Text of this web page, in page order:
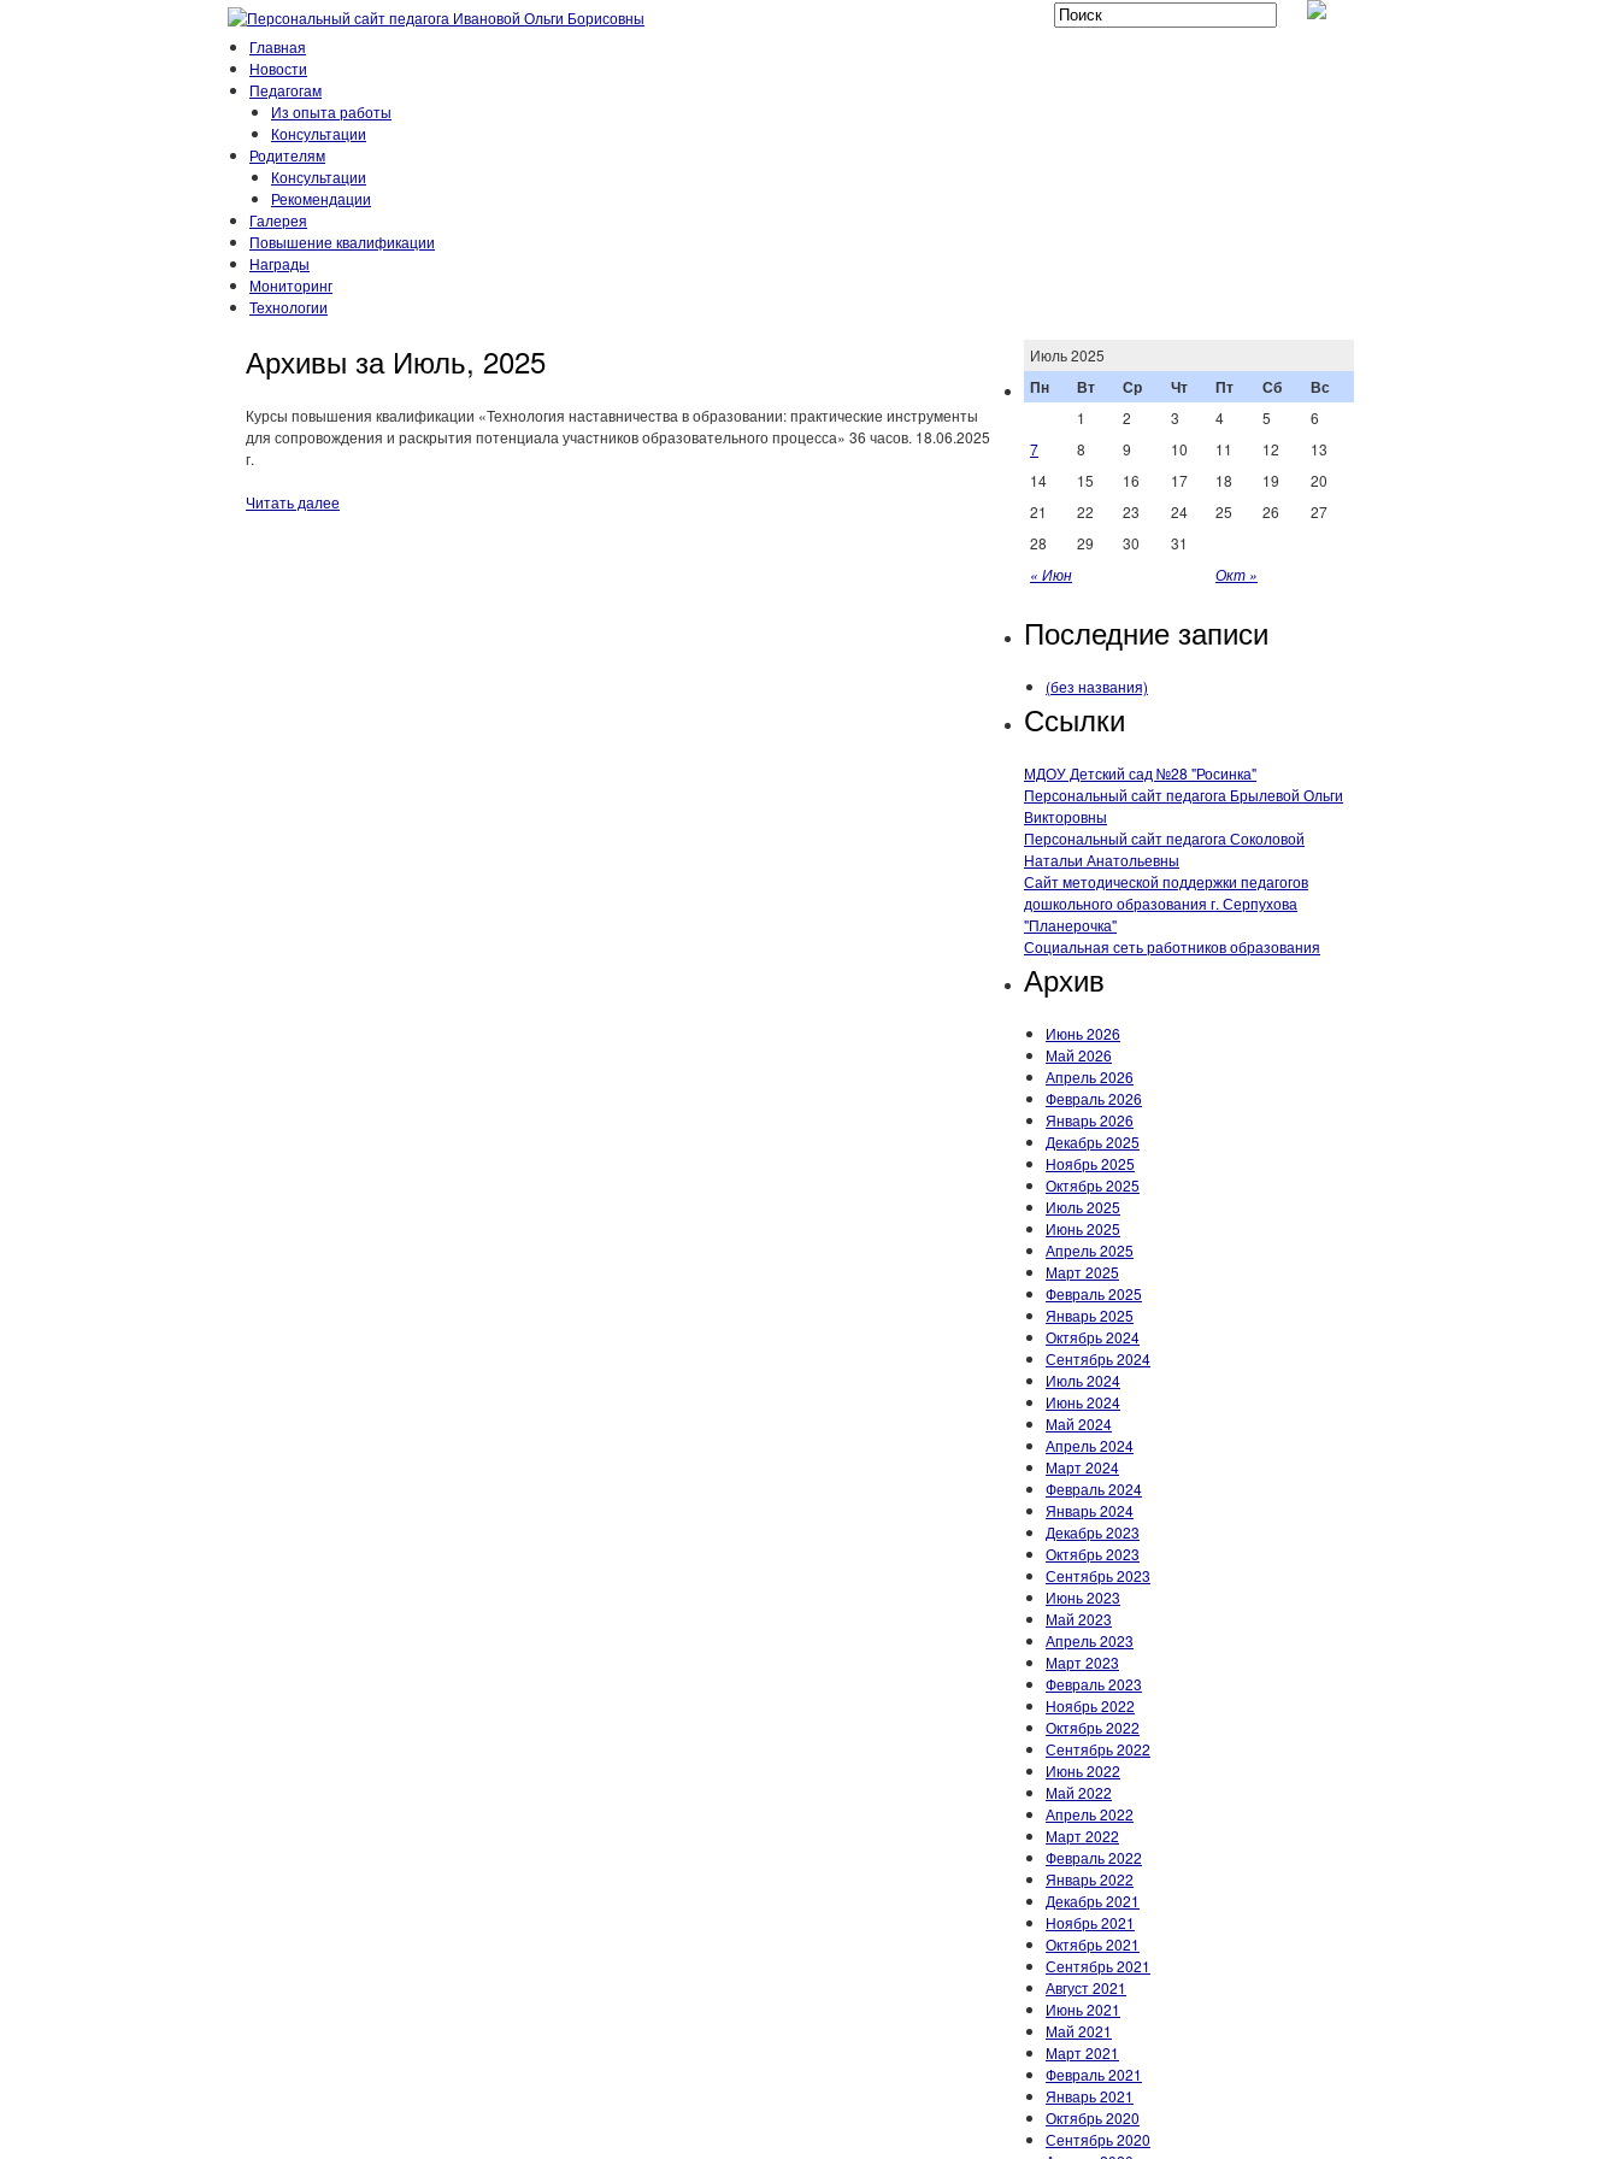
Главная
Новости
Педагогам
Из опыта работы
Консультации
Родителям
Консультации
Рекомендации
Галерея
Повышение квалификации
Награды
Мониторинг
Технологии
Архивы за Июль, 2025
Курсы повышения квалификации «Технология наставничества в образовании: практические инструменты
для сопровождения и раскрытия потенциала участников образовательного процесса» 36 часов. 18.06.2025
г.
Читать далее
Июль 2025
Пн Вт Ср Чт Пт Сб Вс
« Июн Окт »
1 2 3 4 5
6
7
8 9 10 11 12
13
14
15 16 17 18 19
20
21
22 23 24 25 26
27
28
29 30 31
Последние записи
(без названия)
Ссылки
МДОУ Детский сад №28 "Росинка"
Персональный сайт педагога Брылевой Ольги
Викторовны
Персональный сайт педагога Соколовой
Натальи Анатольевны
Сайт методической поддержки педагогов
дошкольного образования г. Серпухова
"Планерочка"
Социальная сеть работников образования
Архив
Июнь 2026
Май 2026
Апрель 2026
Февраль 2026
Январь 2026
Декабрь 2025
Ноябрь 2025
Октябрь 2025
Июль 2025
Июнь 2025
Апрель 2025
Март 2025
Февраль 2025
Январь 2025
Октябрь 2024
Сентябрь 2024
Июль 2024
Июнь 2024
Май 2024
Апрель 2024
Март 2024
Февраль 2024
Январь 2024
Декабрь 2023
Октябрь 2023
Сентябрь 2023
Июнь 2023
Май 2023
Апрель 2023
Март 2023
Февраль 2023
Ноябрь 2022
Октябрь 2022
Сентябрь 2022
Июнь 2022
Май 2022
Апрель 2022
Март 2022
Февраль 2022
Январь 2022
Декабрь 2021
Ноябрь 2021
Октябрь 2021
Сентябрь 2021
Август 2021
Июнь 2021
Май 2021
Март 2021
Февраль 2021
Январь 2021
Октябрь 2020
Сентябрь 2020